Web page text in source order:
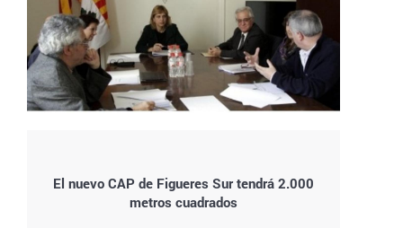
El nuevo CAP de Figueres Sur tendrá 2.000
metros cuadrados